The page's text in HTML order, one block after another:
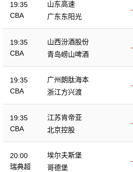
19:35
CBA
山东高速
-
广东东阳光
19:35
CBA
山西汾酒股份
-
青岛崂山啤酒
19:35
CBA
广州朗肽海本
-
浙江方兴渡
19:35
CBA
江苏肯帝亚
-
北京控股
20:00
瑞典超
埃尔夫斯堡
-
哥德堡